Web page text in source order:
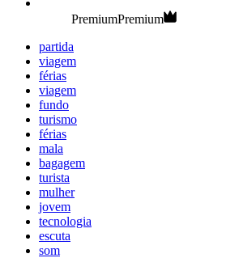
PremiumPremium
partida
viagem
férias
viagem
fundo
turismo
férias
mala
bagagem
turista
mulher
jovem
tecnologia
escuta
som